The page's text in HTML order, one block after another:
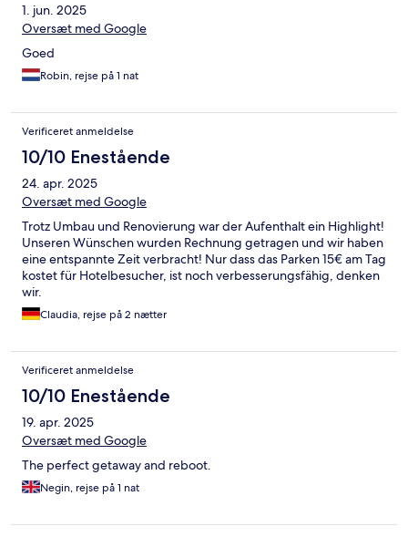
1. jun. 2025
Oversæt med Google
Goed
Robin, rejse på 1 nat
Verificeret anmeldelse
10/10 Enestående
24. apr. 2025
Oversæt med Google
Trotz Umbau und Renovierung war der Aufenthalt ein Highlight!
Unseren Wünschen wurden Rechnung getragen und wir haben
eine entspannte Zeit verbracht! Nur dass das Parken 15€ am Tag
kostet für Hotelbesucher, ist noch verbesserungsfähig, denken
wir.
Claudia, rejse på 2 nætter
Verificeret anmeldelse
10/10 Enestående
19. apr. 2025
Oversæt med Google
The perfect getaway and reboot.
Negin, rejse på 1 nat